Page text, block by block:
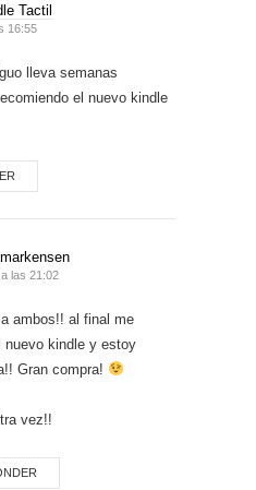
Tactil
16:55
lleva semanas
el nuevo kindle
las 21:02
ambos!! al final me
nuevo kindle y estoy
Gran compra!
vez!!